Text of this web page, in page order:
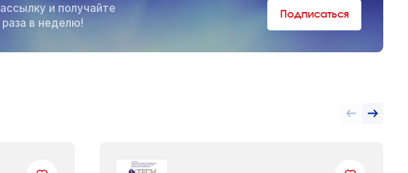
и получайте
в неделю!
Подписаться